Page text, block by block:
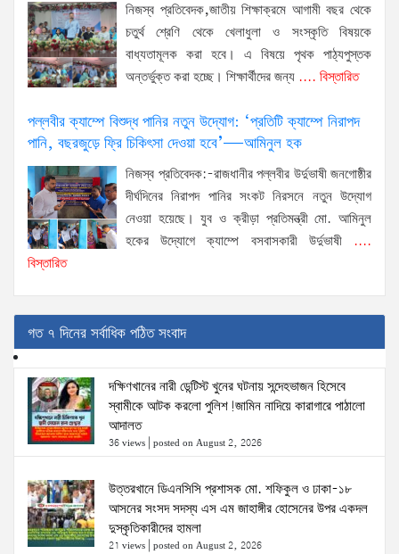
নিজস্ব প্রতিবেদক,জাতীয় শিক্ষাক্রমে আগামী বছর থেকে
চতুর্থ শ্রেণি থেকে খেলাধুলা ও সংস্কৃতি বিষয়কে
বাধ্যতামূলক করা হবে। এ বিষয়ে পৃথক পাঠ্যপুস্তক
অন্তর্ভুক্ত করা হচ্ছে। শিক্ষার্থীদের জন্য .... বিস্তারিত
পল্লবীর ক্যাম্পে বিশুদ্ধ পানির নতুন উদ্যোগ: ‘প্রতিটি ক্যাম্পে নিরাপদ
পানি, বছরজুড়ে ফ্রি চিকিৎসা দেওয়া হবে’—আমিনুল হক
নিজস্ব প্রতিবেদক:-রাজধানীর পল্লবীর উর্দুভাষী জনগোষ্ঠীর
দীর্ঘদিনের নিরাপদ পানির সংকট নিরসনে নতুন উদ্যোগ
নেওয়া হয়েছে। যুব ও ক্রীড়া প্রতিমন্ত্রী মো. আমিনুল
হকের উদ্যোগে ক্যাম্পে বসবাসকারী উর্দুভাষী....
বিস্তারিত
গত ৭ দিনের সর্বাধিক পঠিত সংবাদ
দক্ষিণখানের নারী ডেন্টিস্ট খুনের ঘটনায় সন্দেহভাজন হিসেবে
স্বামীকে আটক করলো পুলিশ!জামিন নাদিয়ে কারাগারে পাঠালো
আদালত
36 views posted on August 2, 2026
উত্তরখানে ডিএনসিসি প্রশাসক মো. শফিকুল ও ঢাকা-১৮
আসনের সংসদ সদস্য এস এম জাহাঙ্গীর হোসেনের উপর একদল
দুস্কৃতিকারীদের হামলা
21 views posted on August 2, 2026